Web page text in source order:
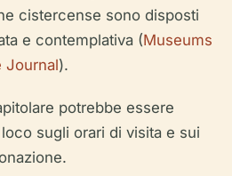
cistercense sono disposti
e contemplativa (Museums
Journal).
potrebbe essere
sugli orari di visita e sui